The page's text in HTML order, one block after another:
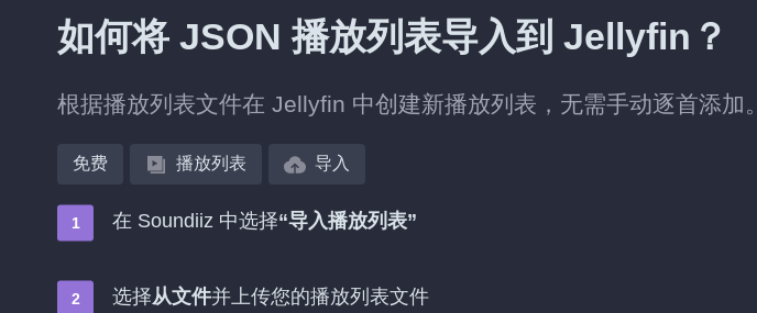
如何将 JSON 播放列表导入到 Jellyfin？
根据播放列表文件在 Jellyfin 中创建新播放列表，无需手动逐首添加。
免费 播放列表 导入
在 Soundiiz 中选择“导入播放列表”
选择从文件并上传您的播放列表文件